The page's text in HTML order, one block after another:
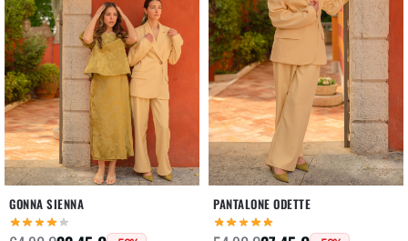
GONNA SIENNA PANTALONE ODETTE